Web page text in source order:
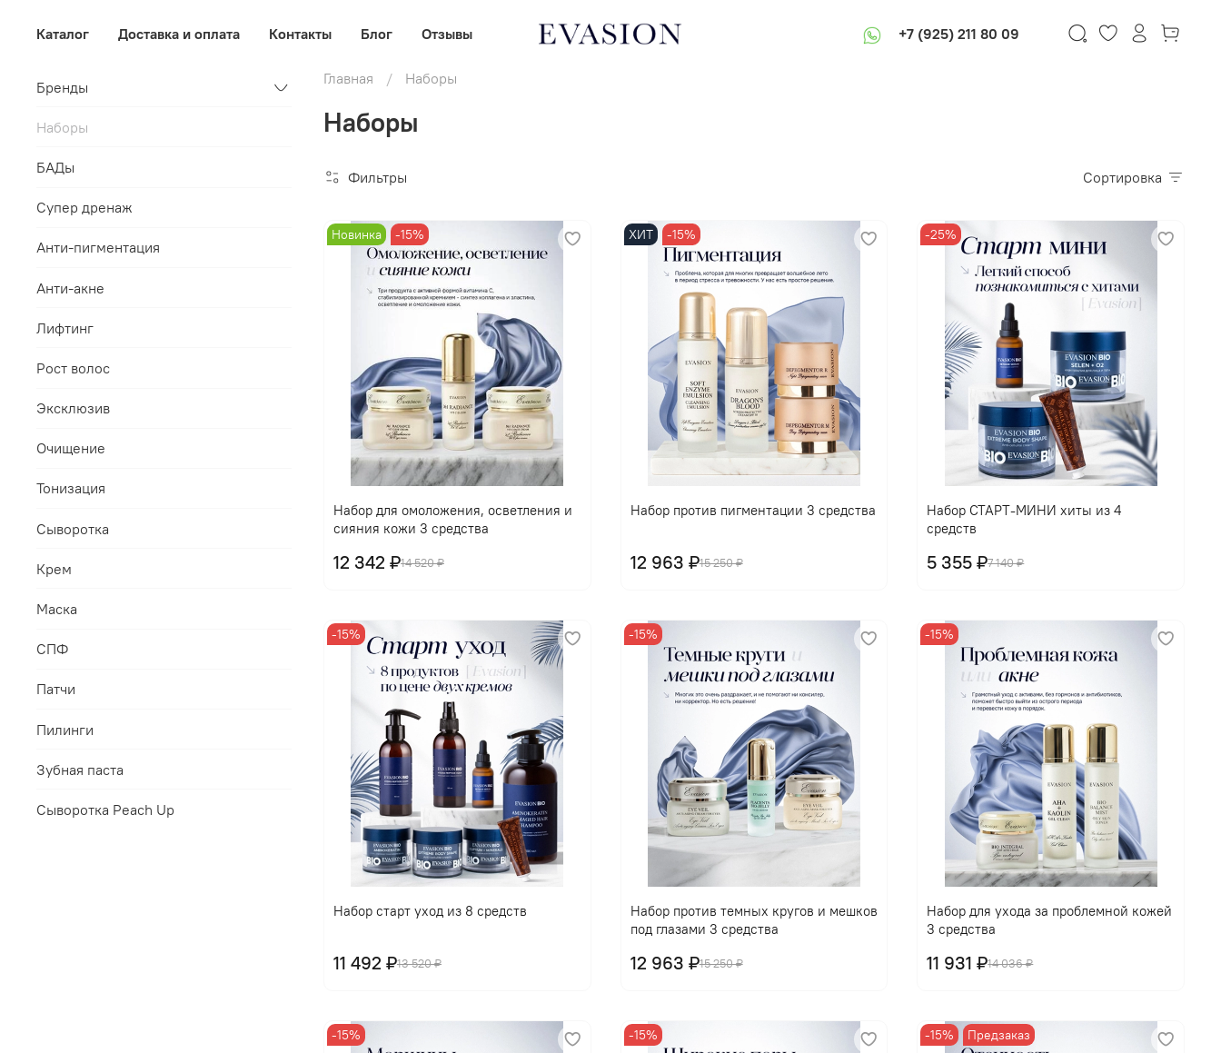
Каталог Доставка и оплата Контакты Блог Отзывы +7 (925) 211 80 09
Главная Наборы
Наборы
Фильтры Сортировка
Новинка -15%
Набор для омоложения, осветления и
сияния кожи 3 средства
14 520 ₽
12 342 ₽
В корзину
ХИТ -15%
Набор против пигментации 3 средства
15 250 ₽
12 963 ₽
В корзину
-25%
Набор СТАРТ-МИНИ хиты из 4
средств
7 140 ₽
5 355 ₽
В корзину
-15%
Набор старт уход из 8 средств
13 520 ₽
11 492 ₽
В корзину
-15%
Набор против темных кругов и мешков
под глазами 3 средства
15 250 ₽
12 963 ₽
В корзину
-15%
Набор для ухода за проблемной кожей
3 средства
14 036 ₽
11 931 ₽
В корзину
-15% -15% -15% Предзаказ
Бренды
Наборы
БАДы
Супер дренаж
Анти-пигментация
Анти-акне
Лифтинг
Рост волос
Эксклюзив
Очищение
Тонизация
Сыворотка
Крем
Маска
СПФ
Патчи
Пилинги
Зубная паста
Сыворотка Peach Up